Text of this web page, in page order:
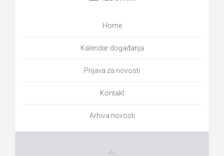
Home
Kalendar događanja
Prijava za novosti
Kontakt
Arhiva novosti